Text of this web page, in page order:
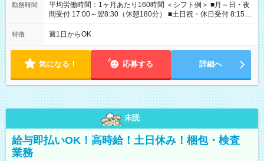
勤務時間
平均労働時間：1ヶ月あたり160時間 ＜シフト例＞ ■月～日・夜
間受付 17:00～翌8:30（休憩180分） ■土日祝・休日受付 8:15～
17:15（休憩60分） ※上記時間帯でのシフト制 ※夜間のみ、休
日のみ等、勤務日数ご相談ください 平均労働時間：1ヶ月あたり
180分） ■土日祝・休日受付 8:15～17:15（休憩60分） ※上記時
間帯でのシフト制 ※夜間のみ、休日のみ等、勤務日数ご相談く
ださい
特徴 週1日からOK
気になる！ 応募する 詳細へ
未読
給与即払いOK！高時給！土日休み！梱包・検査
業務